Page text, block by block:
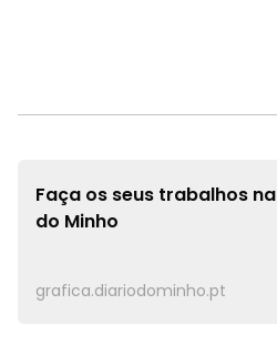
Faça os seus trabalhos na
do Minho
grafica.diariodominho.pt